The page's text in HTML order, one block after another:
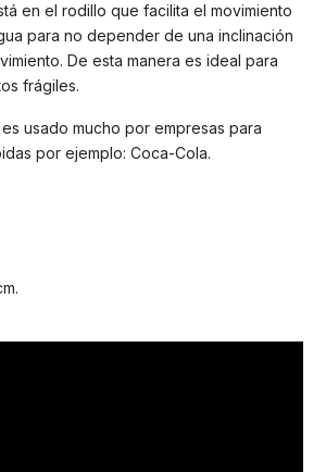
en el rodillo que facilita el movimiento
para no depender de una inclinación
De esta manera es ideal para
frágiles.
usado mucho por empresas para
por ejemplo: Coca-Cola.